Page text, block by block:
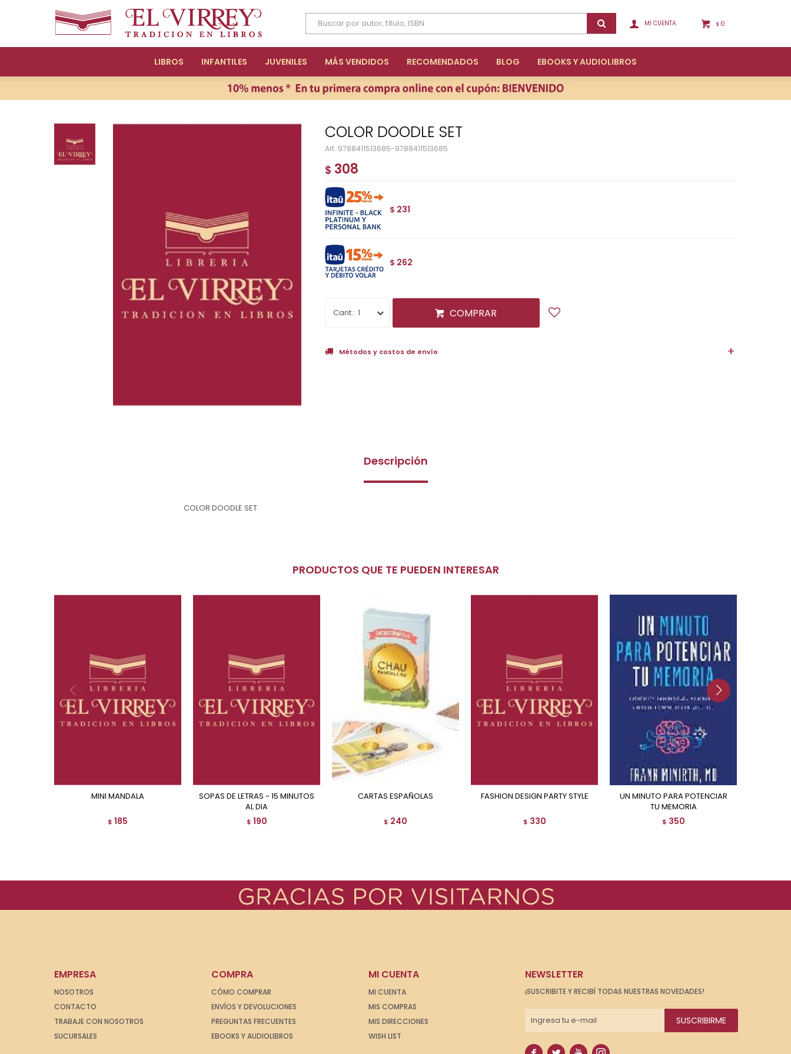
LIBROS INFANTILES JUVENILES MÁS VENDIDOS RECOMENDADOS BLOG EBOOKS Y AUDIOLIBROS
$ 0
COLOR DOODLE SET
9788411513685-9788411513685
$ 308
$ 231
$ 262
1 COMPRAR
Métodos y costos de envío
Descripción
COLOR DOODLE SET
PRODUCTOS QUE TE PUEDEN INTERESAR
MINI MANDALA
$ 185
SOPAS DE LETRAS - 15 MINUTOS
AL DIA
$ 190
CARTAS ESPAÑOLAS
$ 240
FASHION DESIGN PARTY STYLE
$ 330
UN MINUTO PARA POTENCIAR
TU MEMORIA
$ 350
EMPRESA
NOSOTROS
CONTACTO
TRABAJE CON NOSOTROS
SUCURSALES
COMPRA
CÓMO COMPRAR
ENVÍOS Y DEVOLUCIONES
PREGUNTAS FRECUENTES
EBOOKS Y AUDIOLIBROS
MI CUENTA
MI CUENTA
MIS COMPRAS
MIS DIRECCIONES
WISH LIST
NEWSLETTER
¡SUSCRIBITE Y RECIBÍ TODAS NUESTRAS NOVEDADES!
SUSCRIBIRME